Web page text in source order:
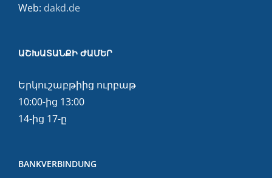
Web: dakd.de
ԱՇԽԱՏԱՆՔԻ ԺԱՄԵՐ
Երկուշաբթիից ուրբաթ
10:00-ից 13:00
14-ից 17-ը
BANKVERBINDUNG